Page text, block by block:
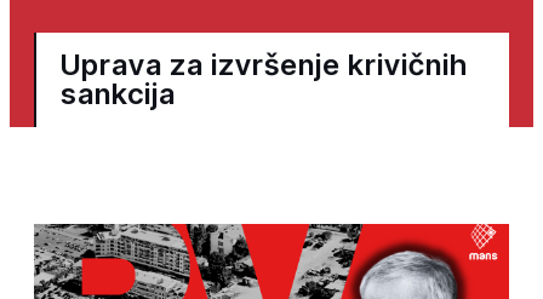
Uprava za izvršenje krivičnih
sankcija